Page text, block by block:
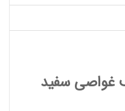
غواصی سفید